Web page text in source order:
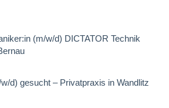
(m/w/d) DICTATOR Technik
d) gesucht – Privatpraxis in Wandlitz